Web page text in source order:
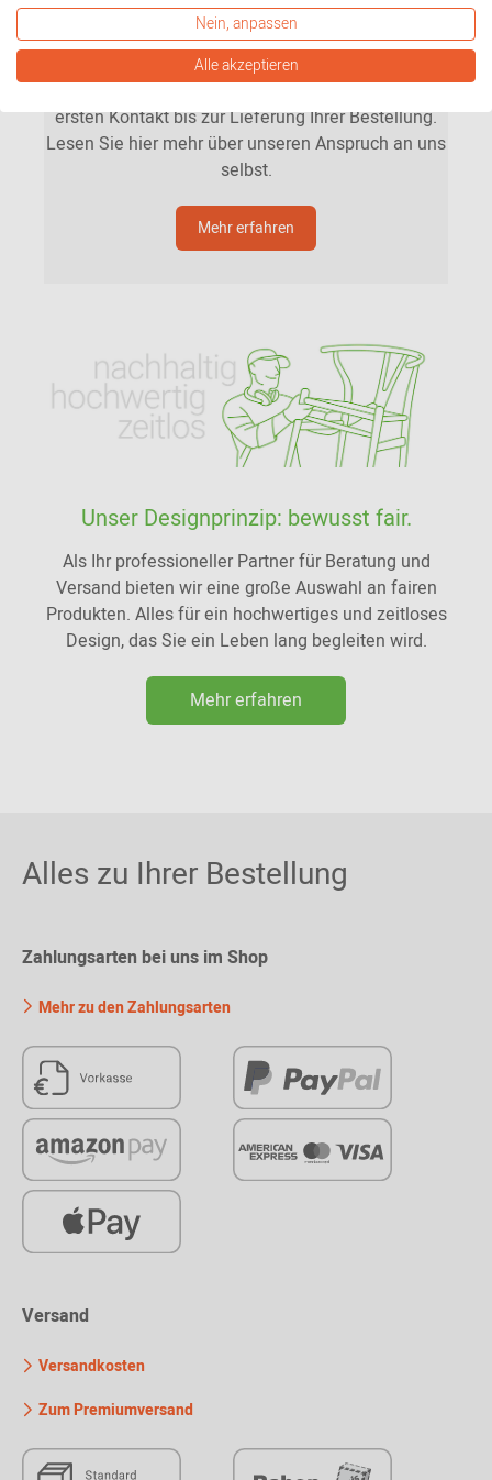
Unsere Mission
Was Sie von uns erwarten können? Persönlichen,
individuellen und leidenschaftlichen Service. Vom
ersten Kontakt bis zur Lieferung Ihrer Bestellung.
Lesen Sie hier mehr über unseren Anspruch an uns
selbst.
Mehr erfahren
Unser Designprinzip: bewusst fair.
Als Ihr professioneller Partner für Beratung und
Versand bieten wir eine große Auswahl an fairen
Produkten. Alles für ein hochwertiges und zeitloses
Design, das Sie ein Leben lang begleiten wird.
Mehr erfahren
Alles zu Ihrer Bestellung
Zahlungsarten bei uns im Shop
Mehr zu den Zahlungsarten
Versand
Versandkosten
Zum Premiumversand
Nein, anpassen
Alle akzeptieren